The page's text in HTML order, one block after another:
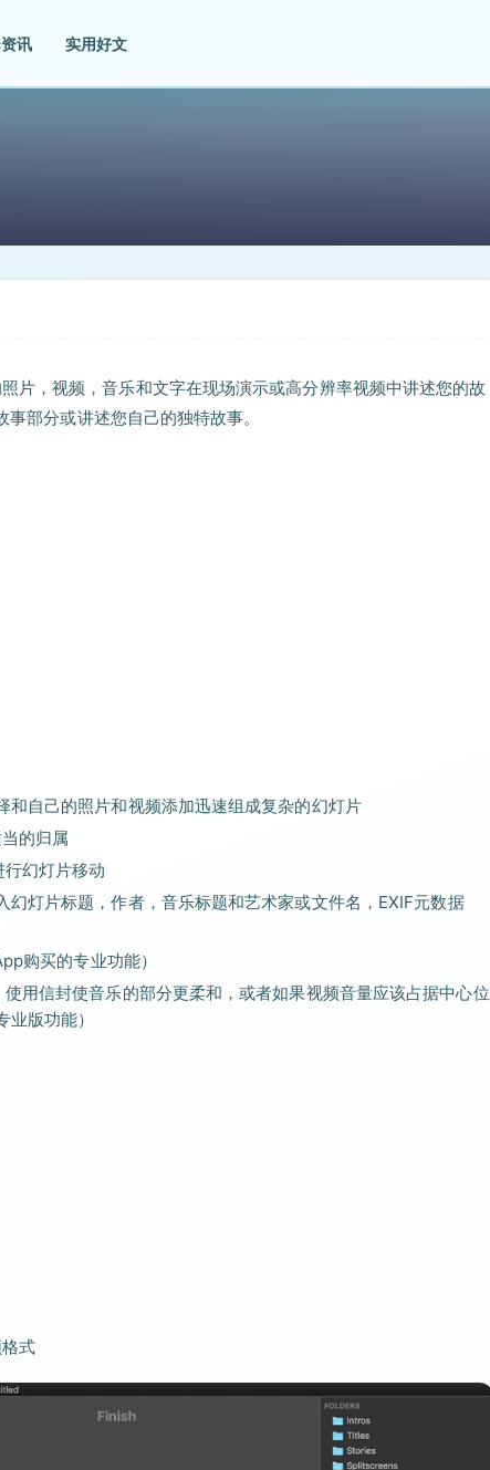
讯 实用好文
，视频，音乐和文字在现场演示或高分辨率视频中讲述您的故
部分或讲述您自己的独特故事。
自己的照片和视频添加迅速组成复杂的幻灯片
的归属
幻灯片移动
灯片标题，作者，音乐标题和艺术家或文件名，EXIF元数据
购买的专业功能）
用信封使音乐的部分更柔和，或者如果视频音量应该占据中心位
版功能）
式